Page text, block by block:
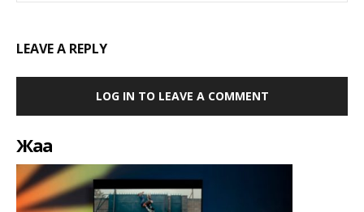
LEAVE A REPLY
LOG IN TO LEAVE A COMMENT
Жаңа